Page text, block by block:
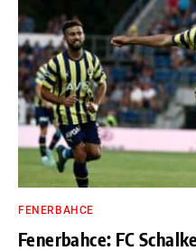
FENERBAHCE
Fenerbahce: FC